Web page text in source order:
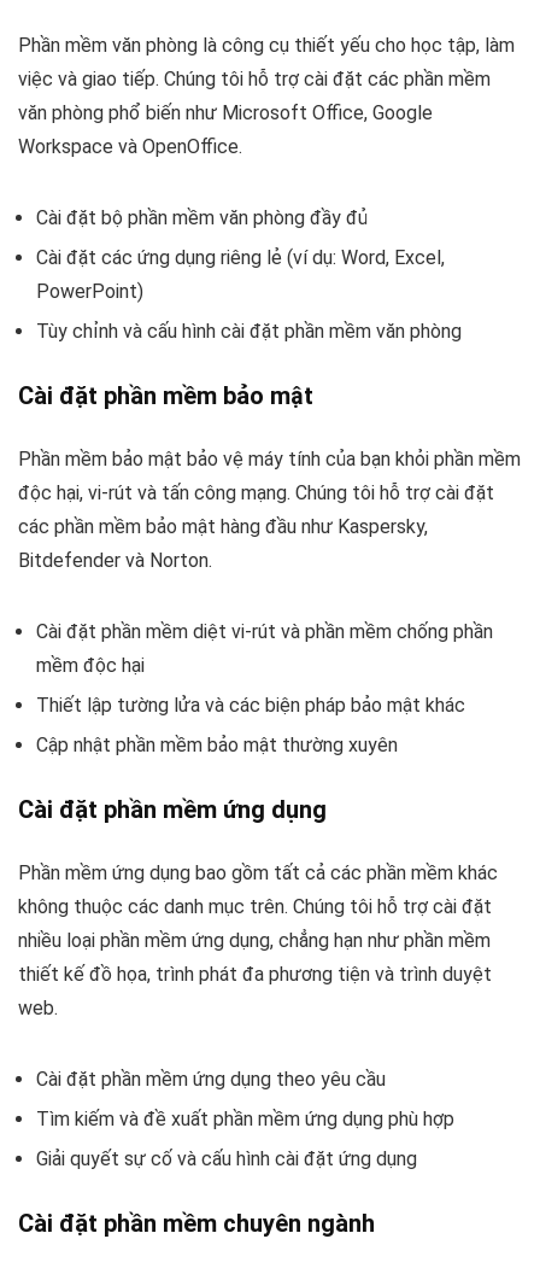
Phần mềm văn phòng là công cụ thiết yếu cho học tập, làm
việc và giao tiếp. Chúng tôi hỗ trợ cài đặt các phần mềm
văn phòng phổ biến như Microsoft Office, Google
Workspace và OpenOffice.
Cài đặt bộ phần mềm văn phòng đầy đủ
Cài đặt các ứng dụng riêng lẻ (ví dụ: Word, Excel,
PowerPoint)
Tùy chỉnh và cấu hình cài đặt phần mềm văn phòng
Cài đặt phần mềm bảo mật
Phần mềm bảo mật bảo vệ máy tính của bạn khỏi phần mềm
độc hại, vi-rút và tấn công mạng. Chúng tôi hỗ trợ cài đặt
các phần mềm bảo mật hàng đầu như Kaspersky,
Bitdefender và Norton.
Cài đặt phần mềm diệt vi-rút và phần mềm chống phần
mềm độc hại
Thiết lập tường lửa và các biện pháp bảo mật khác
Cập nhật phần mềm bảo mật thường xuyên
Cài đặt phần mềm ứng dụng
Phần mềm ứng dụng bao gồm tất cả các phần mềm khác
không thuộc các danh mục trên. Chúng tôi hỗ trợ cài đặt
nhiều loại phần mềm ứng dụng, chẳng hạn như phần mềm
thiết kế đồ họa, trình phát đa phương tiện và trình duyệt
web.
Cài đặt phần mềm ứng dụng theo yêu cầu
Tìm kiếm và đề xuất phần mềm ứng dụng phù hợp
Giải quyết sự cố và cấu hình cài đặt ứng dụng
Cài đặt phần mềm chuyên ngành